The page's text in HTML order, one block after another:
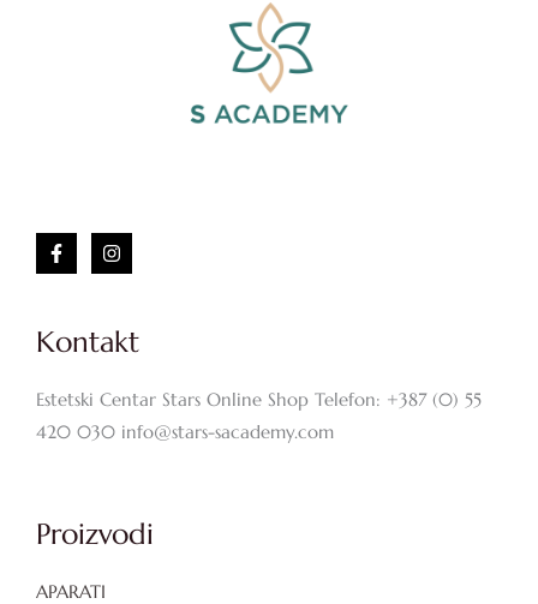
Kontakt
Estetski Centar Stars Online Shop Telefon: +387 (0) 55
420 030 info@stars-sacademy.com
Proizvodi
APARATI